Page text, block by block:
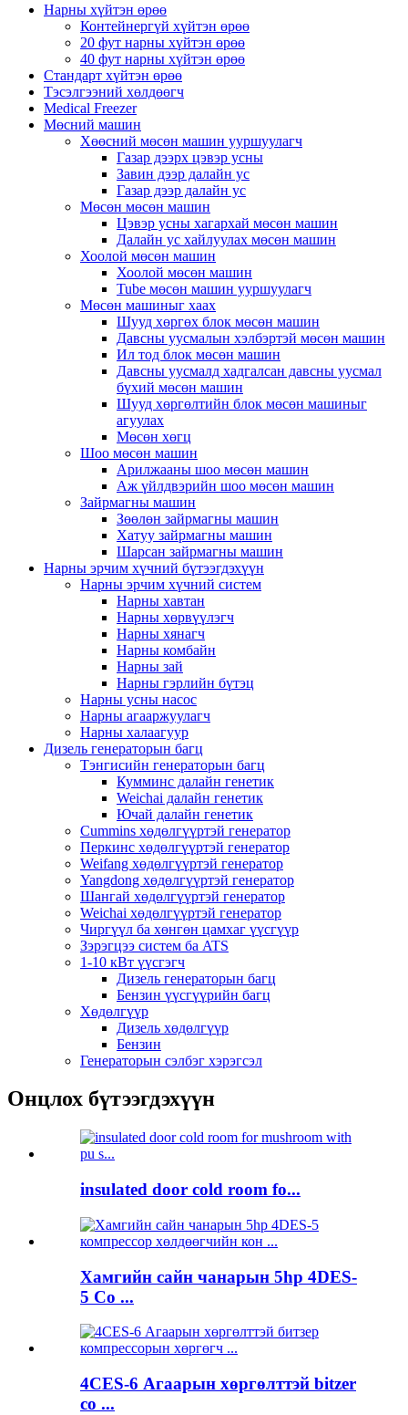
Нарны хүйтэн өрөө
Контейнергүй хүйтэн өрөө
20 фут нарны хүйтэн өрөө
40 фут нарны хүйтэн өрөө
Стандарт хүйтэн өрөө
Тэсэлгээний хөлдөөгч
Medical Freezer
Мөсний машин
Хөөсний мөсөн машин ууршуулагч
Газар дээрх цэвэр усны
Завин дээр далайн ус
Газар дээр далайн ус
Мөсөн мөсөн машин
Цэвэр усны хагархай мөсөн машин
Далайн ус хайлуулах мөсөн машин
Хоолой мөсөн машин
Хоолой мөсөн машин
Tube мөсөн машин ууршуулагч
Мөсөн машиныг хаах
Шууд хөргөх блок мөсөн машин
Давсны уусмалын хэлбэртэй мөсөн машин
Ил тод блок мөсөн машин
Давсны уусмалд хадгалсан давсны уусмал
бүхий мөсөн машин
Шууд хөргөлтийн блок мөсөн машиныг
агуулах
Мөсөн хөгц
Шоо мөсөн машин
Арилжааны шоо мөсөн машин
Аж үйлдвэрийн шоо мөсөн машин
Зайрмагны машин
Зөөлөн зайрмагны машин
Хатуу зайрмагны машин
Шарсан зайрмагны машин
Нарны эрчим хүчний бүтээгдэхүүн
Нарны эрчим хүчний систем
Нарны хавтан
Нарны хөрвүүлэгч
Нарны хянагч
Нарны комбайн
Нарны зай
Нарны гэрлийн бүтэц
Нарны усны насос
Нарны агааржуулагч
Нарны халаагуур
Дизель генераторын багц
Тэнгисийн генераторын багц
Кумминс далайн генетик
Weichai далайн генетик
Ючай далайн генетик
Cummins хөдөлгүүртэй генератор
Перкинс хөдөлгүүртэй генератор
Weifang хөдөлгүүртэй генератор
Yangdong хөдөлгүүртэй генератор
Шангай хөдөлгүүртэй генератор
Weichai хөдөлгүүртэй генератор
Чиргүүл ба хөнгөн цамхаг үүсгүүр
Зэрэгцээ систем ба ATS
1-10 кВт үүсгэгч
Дизель генераторын багц
Бензин үүсгүүрийн багц
Хөдөлгүүр
Дизель хөдөлгүүр
Бензин
Генераторын сэлбэг хэрэгсэл
Онцлох бүтээгдэхүүн
insulated door cold room fo...
Хамгийн сайн чанарын 5hp 4DES-
5 Co ...
4CES-6 Агаарын хөргөлттэй bitzer
co ...